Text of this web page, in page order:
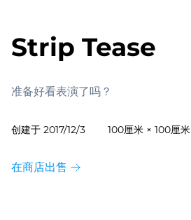
Strip Tease
准备好看表演了吗？
创建于 2017/12/3 100厘米 × 100厘米
在商店出售